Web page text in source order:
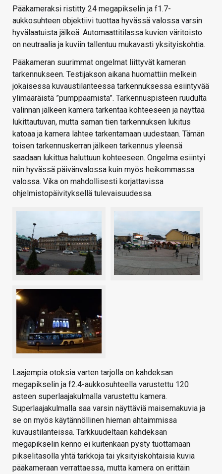
Pääkameraksi ristitty 24 megapikselin ja f1.7-
aukkosuhteen objektiivi tuottaa hyvässä valossa varsin
hyvälaatuista jälkeä. Automaattitilassa kuvien väritoisto
on neutraalia ja kuviin tallentuu mukavasti yksityiskohtia.
Pääkameran suurimmat ongelmat liittyvät kameran
tarkennukseen. Testijakson aikana huomattiin melkein
jokaisessa kuvaustilanteessa tarkennuksessa esiintyvää
ylimääräistä ”pumppaamista”. Tarkennuspisteen ruudulta
valinnan jälkeen kamera tarkentaa kohteeseen ja näyttää
lukittautuvan, mutta saman tien tarkennuksen lukitus
katoaa ja kamera lähtee tarkentamaan uudestaan. Tämän
toisen tarkennuskerran jälkeen tarkennus yleensä
saadaan lukittua haluttuun kohteeseen. Ongelma esiintyi
niin hyvässä päivänvalossa kuin myös heikommassa
valossa. Vika on mahdollisesti korjattavissa
ohjelmistopäivityksellä tulevaisuudessa.
Laajempia otoksia varten tarjolla on kahdeksan
megapikselin ja f2.4-aukkosuhteella varustettu 120
asteen superlaajakulmalla varustettu kamera.
Superlaajakulmalla saa varsin näyttäviä maisemakuvia ja
se on myös käytännöllinen hieman ahtaimmissa
kuvaustilanteissa. Tarkkuudeltaan kahdeksan
megapikselin kenno ei kuitenkaan pysty tuottamaan
pikselitasolla yhtä tarkkoja tai yksityiskohtaisia kuvia
pääkameraan verrattaessa, mutta kamera on erittäin